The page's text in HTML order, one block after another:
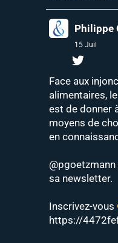
Philippe
15 Juil
Face aux
alimentaires,
est de donner
moyens de
en
@pgoetzmann
sa newsletter.
Inscrivez-vous
https://